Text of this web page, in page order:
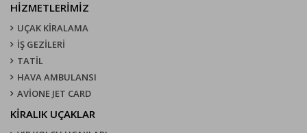
HİZMETLERİMİZ
UÇAK KIRALAMA
İŞ GEZİLERİ
TATİL
HAVA AMBULANSI
AVİONE JET CARD
KIRALIK UÇAKLAR